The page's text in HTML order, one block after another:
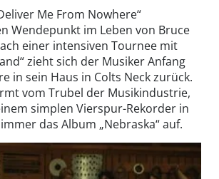
Me From Nowhere“
Wendepunkt im Leben von Bruce
einer intensiven Tournee mit
zieht sich der Musiker Anfang
in sein Haus in Colts Neck zurück.
vom Trubel der Musikindustrie,
simplen Vierspur-Rekorder in
das Album „Nebraska“ auf.